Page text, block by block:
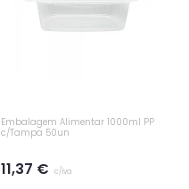
Embalagem Alimentar 1000ml PP
c/Tampa 50un
11,37 € c/iva